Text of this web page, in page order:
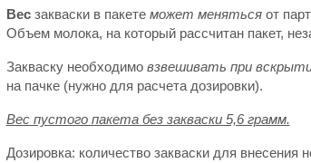
Весзакваски в пакете может менятьсяот
Объем молока, на который рассчитан пакет,
Закваску необходимо взвешивать при
на пачке (нужно для расчета дозировки).
Вес пустого пакета без закваски 5,6 грамм.
Дозировка: количество закваски для